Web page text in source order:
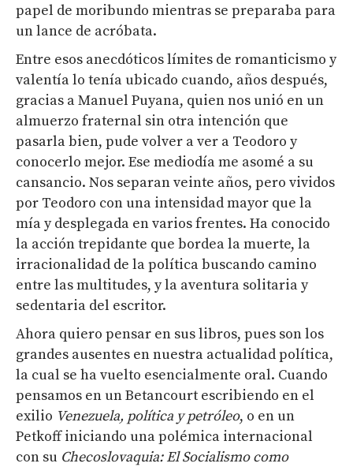
papel de moribundo mientras se preparaba para
un lance de acróbata.
Entre esos anecdóticos límites de romanticismo y
valentía lo tenía ubicado cuando, años después,
gracias a Manuel Puyana, quien nos unió en un
almuerzo fraternal sin otra intención que
pasarla bien, pude volver a ver a Teodoro y
conocerlo mejor. Ese mediodía me asomé a su
cansancio. Nos separan veinte años, pero vividos
por Teodoro con una intensidad mayor que la
mía y desplegada en varios frentes. Ha conocido
la acción trepidante que bordea la muerte, la
irracionalidad de la política buscando camino
entre las multitudes, y la aventura solitaria y
sedentaria del escritor.
Ahora quiero pensar en sus libros, pues son los
grandes ausentes en nuestra actualidad política,
la cual se ha vuelto esencialmente oral. Cuando
pensamos en un Betancourt escribiendo en el
exilio Venezuela, política y petróleo, o en un
Petkoff iniciando una polémica internacional
con su Checoslovaquia: El Socialismo como